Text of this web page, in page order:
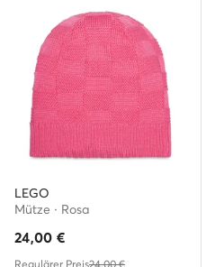
LEGO
Mütze · Rosa
24,00 €
Regulärer Preis24,00 €